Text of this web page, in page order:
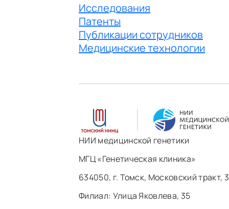
Исследования
Патенты
Публикации сотрудников
Медицинские технологии
НИИ медицинской генетики
МГЦ «Генетическая клиника»
634050, г. Томск, Московский тракт, 3
Филиал: ​Улица Яковлева, 35